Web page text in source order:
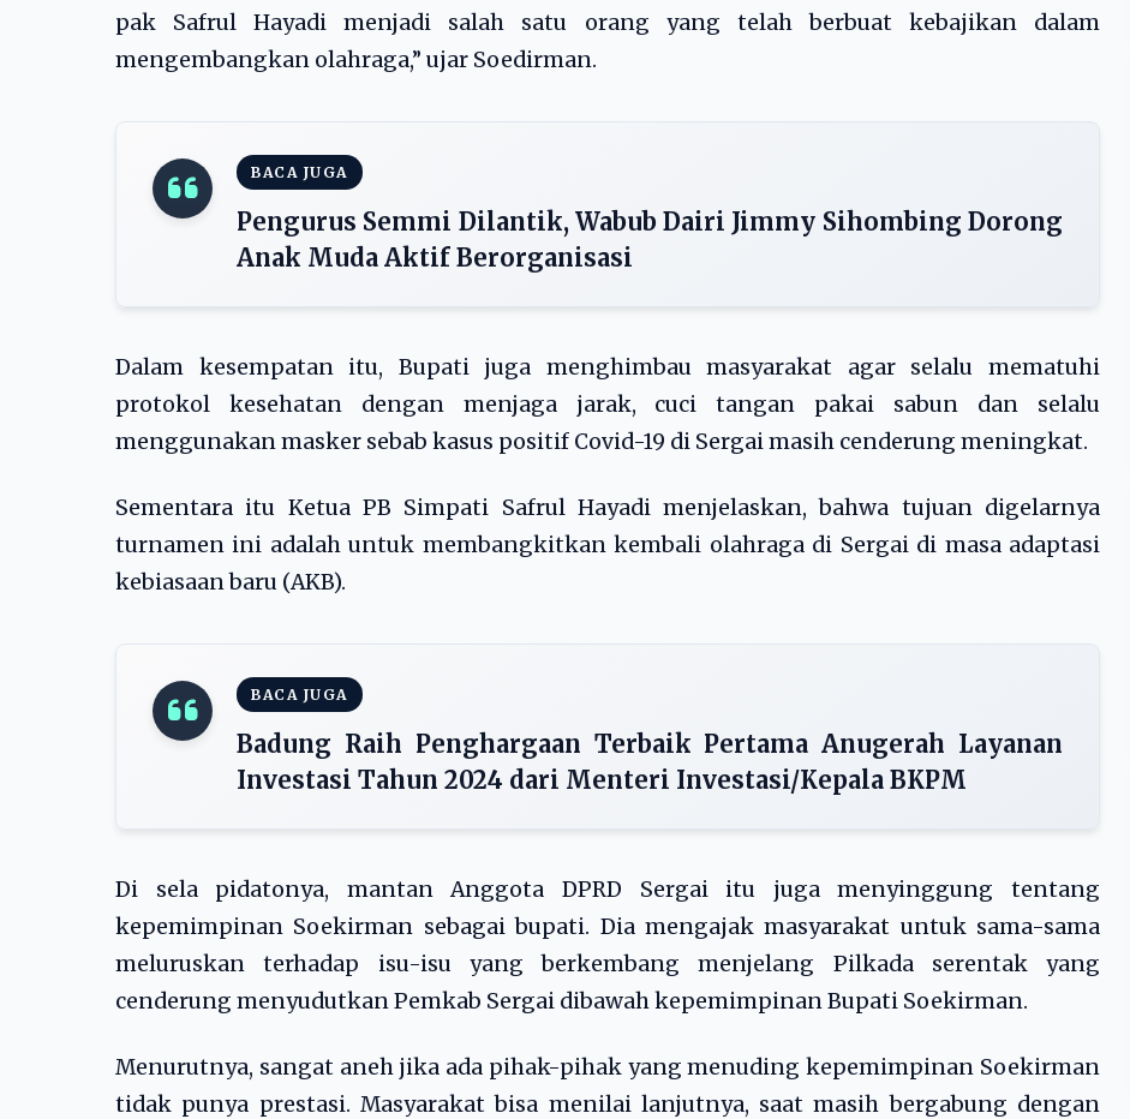
pak Safrul Hayadi menjadi salah satu orang yang telah berbuat kebajikan dalam
mengembangkan olahraga,” ujar Soedirman.
BACA JUGA
Pengurus Semmi Dilantik, Wabub Dairi Jimmy Sihombing Dorong
Anak Muda Aktif Berorganisasi
Dalam kesempatan itu, Bupati juga menghimbau masyarakat agar selalu mematuhi
protokol kesehatan dengan menjaga jarak, cuci tangan pakai sabun dan selalu
menggunakan masker sebab kasus positif Covid-19 di Sergai masih cenderung meningkat.
Sementara itu Ketua PB Simpati Safrul Hayadi menjelaskan, bahwa tujuan digelarnya
turnamen ini adalah untuk membangkitkan kembali olahraga di Sergai di masa adaptasi
kebiasaan baru (AKB).
BACA JUGA
Badung Raih Penghargaan Terbaik Pertama Anugerah Layanan
Investasi Tahun 2024 dari Menteri Investasi/Kepala BKPM
Di sela pidatonya, mantan Anggota DPRD Sergai itu juga menyinggung tentang
kepemimpinan Soekirman sebagai bupati. Dia mengajak masyarakat untuk sama-sama
meluruskan terhadap isu-isu yang berkembang menjelang Pilkada serentak yang
cenderung menyudutkan Pemkab Sergai dibawah kepemimpinan Bupati Soekirman.
Menurutnya, sangat aneh jika ada pihak-pihak yang menuding kepemimpinan Soekirman
tidak punya prestasi. Masyarakat bisa menilai lanjutnya, saat masih bergabung dengan